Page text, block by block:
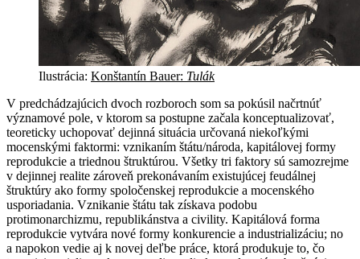
Ilustrácia: Konštantín Bauer: Tulák
V predchádzajúcich dvoch rozboroch som sa pokúsil načrtnúť
významové pole, v ktorom sa postupne začala konceptualizovať,
teoreticky uchopovať dejinná situácia určovaná niekoľkými
mocenskými faktormi: vznikaním štátu/národa, kapitálovej formy
reprodukcie a triednou štruktúrou. Všetky tri faktory sú samozrejme
v dejinnej realite zároveň prekonávaním existujúcej feudálnej
štruktúry ako formy spoločenskej reprodukcie a mocenského
usporiadania. Vznikanie štátu tak získava podobu
protimonarchizmu, republikánstva a civility. Kapitálová forma
reprodukcie vytvára nové formy konkurencie a industrializáciu; no
a napokon vedie aj k novej deľbe práce, ktorá produkuje to, čo